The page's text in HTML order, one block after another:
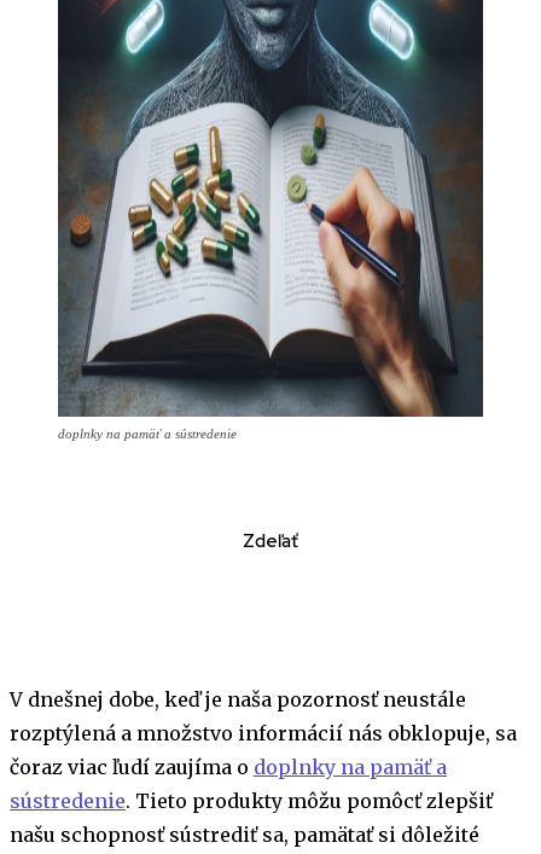
doplnky na pamäť a sústredenie
Zdeľať
V dnešnej dobe, keď je naša pozornosť neustále
rozptýlená a množstvo informácií nás obklopuje, sa
čoraz viac ľudí zaujíma o doplnky na pamäť a
sústredenie. Tieto produkty môžu pomôcť zlepšiť
našu schopnosť sústrediť sa, pamätať si dôležité